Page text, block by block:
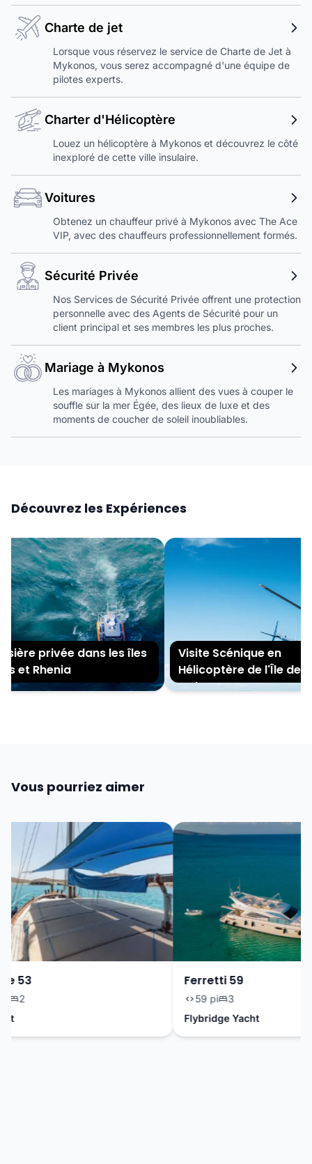
Charte de jet
Lorsque vous réservez le service de Charte de Jet à
Mykonos, vous serez accompagné d'une équipe de
pilotes experts.
Charter d'Hélicoptère
Louez un hélicoptère à Mykonos et découvrez le côté
inexploré de cette ville insulaire.
Voitures
Obtenez un chauffeur privé à Mykonos avec The Ace
VIP, avec des chauffeurs professionnellement formés.
Sécurité Privée
Nos Services de Sécurité Privée offrent une protection
personnelle avec des Agents de Sécurité pour un
client principal et ses membres les plus proches.
Mariage à Mykonos
Les mariages à Mykonos allient des vues à couper le
souffle sur la mer Égée, des lieux de luxe et des
moments de coucher de soleil inoubliables.
Découvrez les Expériences
privée dans les îles
et Rhenia
Visite Scénique en
Hélicoptère de l'Île de
Mykonos
Vous pourriez aimer
53
2
Ferretti 59
59 pi
3
Flybridge Yacht